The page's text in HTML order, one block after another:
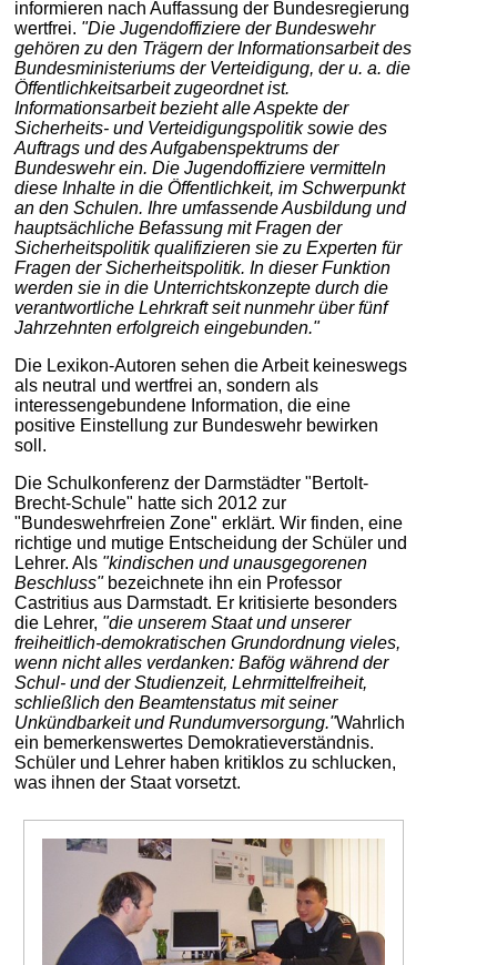
informieren nach Auffassung der Bundesregierung
wertfrei. "Die Jugendoffiziere der Bundeswehr
gehören zu den Trägern der Informationsarbeit des
Bundesministeriums der Verteidigung, der u. a. die
Öffentlichkeitsarbeit zugeordnet ist.
Informationsarbeit bezieht alle Aspekte der
Sicherheits- und Verteidigungspolitik sowie des
Auftrags und des Aufgabenspektrums der
Bundeswehr ein. Die Jugendoffiziere vermitteln
diese Inhalte in die Öffentlichkeit, im Schwerpunkt
an den Schulen. Ihre umfassende Ausbildung und
hauptsächliche Befassung mit Fragen der
Sicherheitspolitik qualifizieren sie zu Experten für
Fragen der Sicherheitspolitik. In dieser Funktion
werden sie in die Unterrichtskonzepte durch die
verantwortliche Lehrkraft seit nunmehr über fünf
Jahrzehnten erfolgreich eingebunden."
Die Lexikon-Autoren sehen die Arbeit keineswegs
als neutral und wertfrei an, sondern als
interessengebundene Information, die eine
positive Einstellung zur Bundeswehr bewirken
soll.
Die Schulkonferenz der Darmstädter "Bertolt-
Brecht-Schule" hatte sich 2012 zur
"Bundeswehrfreien Zone" erklärt. Wir finden, eine
richtige und mutige Entscheidung der Schüler und
Lehrer. Als "kindischen und unausgegorenen
Beschluss"bezeichnete ihn ein Professor
Castritius aus Darmstadt. Er kritisierte besonders
die Lehrer, "die unserem Staat und unserer
freiheitlich-demokratischen Grundordnung vieles,
wenn nicht alles verdanken: Bafög während der
Schul- und der Studienzeit, Lehrmittelfreiheit,
schließlich den Beamtenstatus mit seiner
Unkündbarkeit und Rundumversorgung."Wahrlich
ein bemerkenswertes Demokratieverständnis.
Schüler und Lehrer haben kritiklos zu schlucken,
was ihnen der Staat vorsetzt.